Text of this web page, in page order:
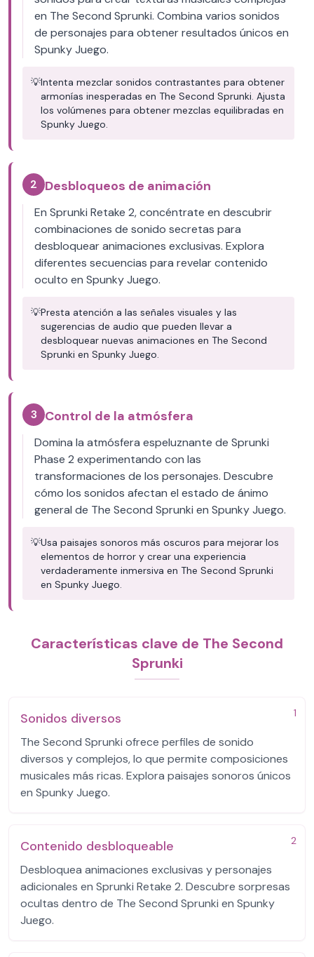
en The Second Sprunki. Combina varios sonidos
de personajes para obtener resultados únicos en
Spunky Juego.
💡Intenta mezclar sonidos contrastantes para obtener
armonías inesperadas en The Second Sprunki. Ajusta
los volúmenes para obtener mezclas equilibradas en
Spunky Juego.
2 Desbloqueos de animación
En Sprunki Retake 2, concéntrate en descubrir
combinaciones de sonido secretas para
desbloquear animaciones exclusivas. Explora
diferentes secuencias para revelar contenido
oculto en Spunky Juego.
💡Presta atención a las señales visuales y las
sugerencias de audio que pueden llevar a
desbloquear nuevas animaciones en The Second
Sprunki en Spunky Juego.
3 Control de la atmósfera
Domina la atmósfera espeluznante de Sprunki
Phase 2 experimentando con las
transformaciones de los personajes. Descubre
cómo los sonidos afectan el estado de ánimo
general de The Second Sprunki en Spunky Juego.
💡Usa paisajes sonoros más oscuros para mejorar los
elementos de horror y crear una experiencia
verdaderamente inmersiva en The Second Sprunki
en Spunky Juego.
Características clave de The Second
Sprunki
1
Sonidos diversos
The Second Sprunki ofrece perfiles de sonido
diversos y complejos, lo que permite composiciones
musicales más ricas. Explora paisajes sonoros únicos
en Spunky Juego.
2
Contenido desbloqueable
Desbloquea animaciones exclusivas y personajes
adicionales en Sprunki Retake 2. Descubre sorpresas
ocultas dentro de The Second Sprunki en Spunky
Juego.